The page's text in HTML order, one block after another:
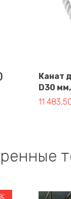
8 145,00 ₽.
Канат
D30
11
Текущая